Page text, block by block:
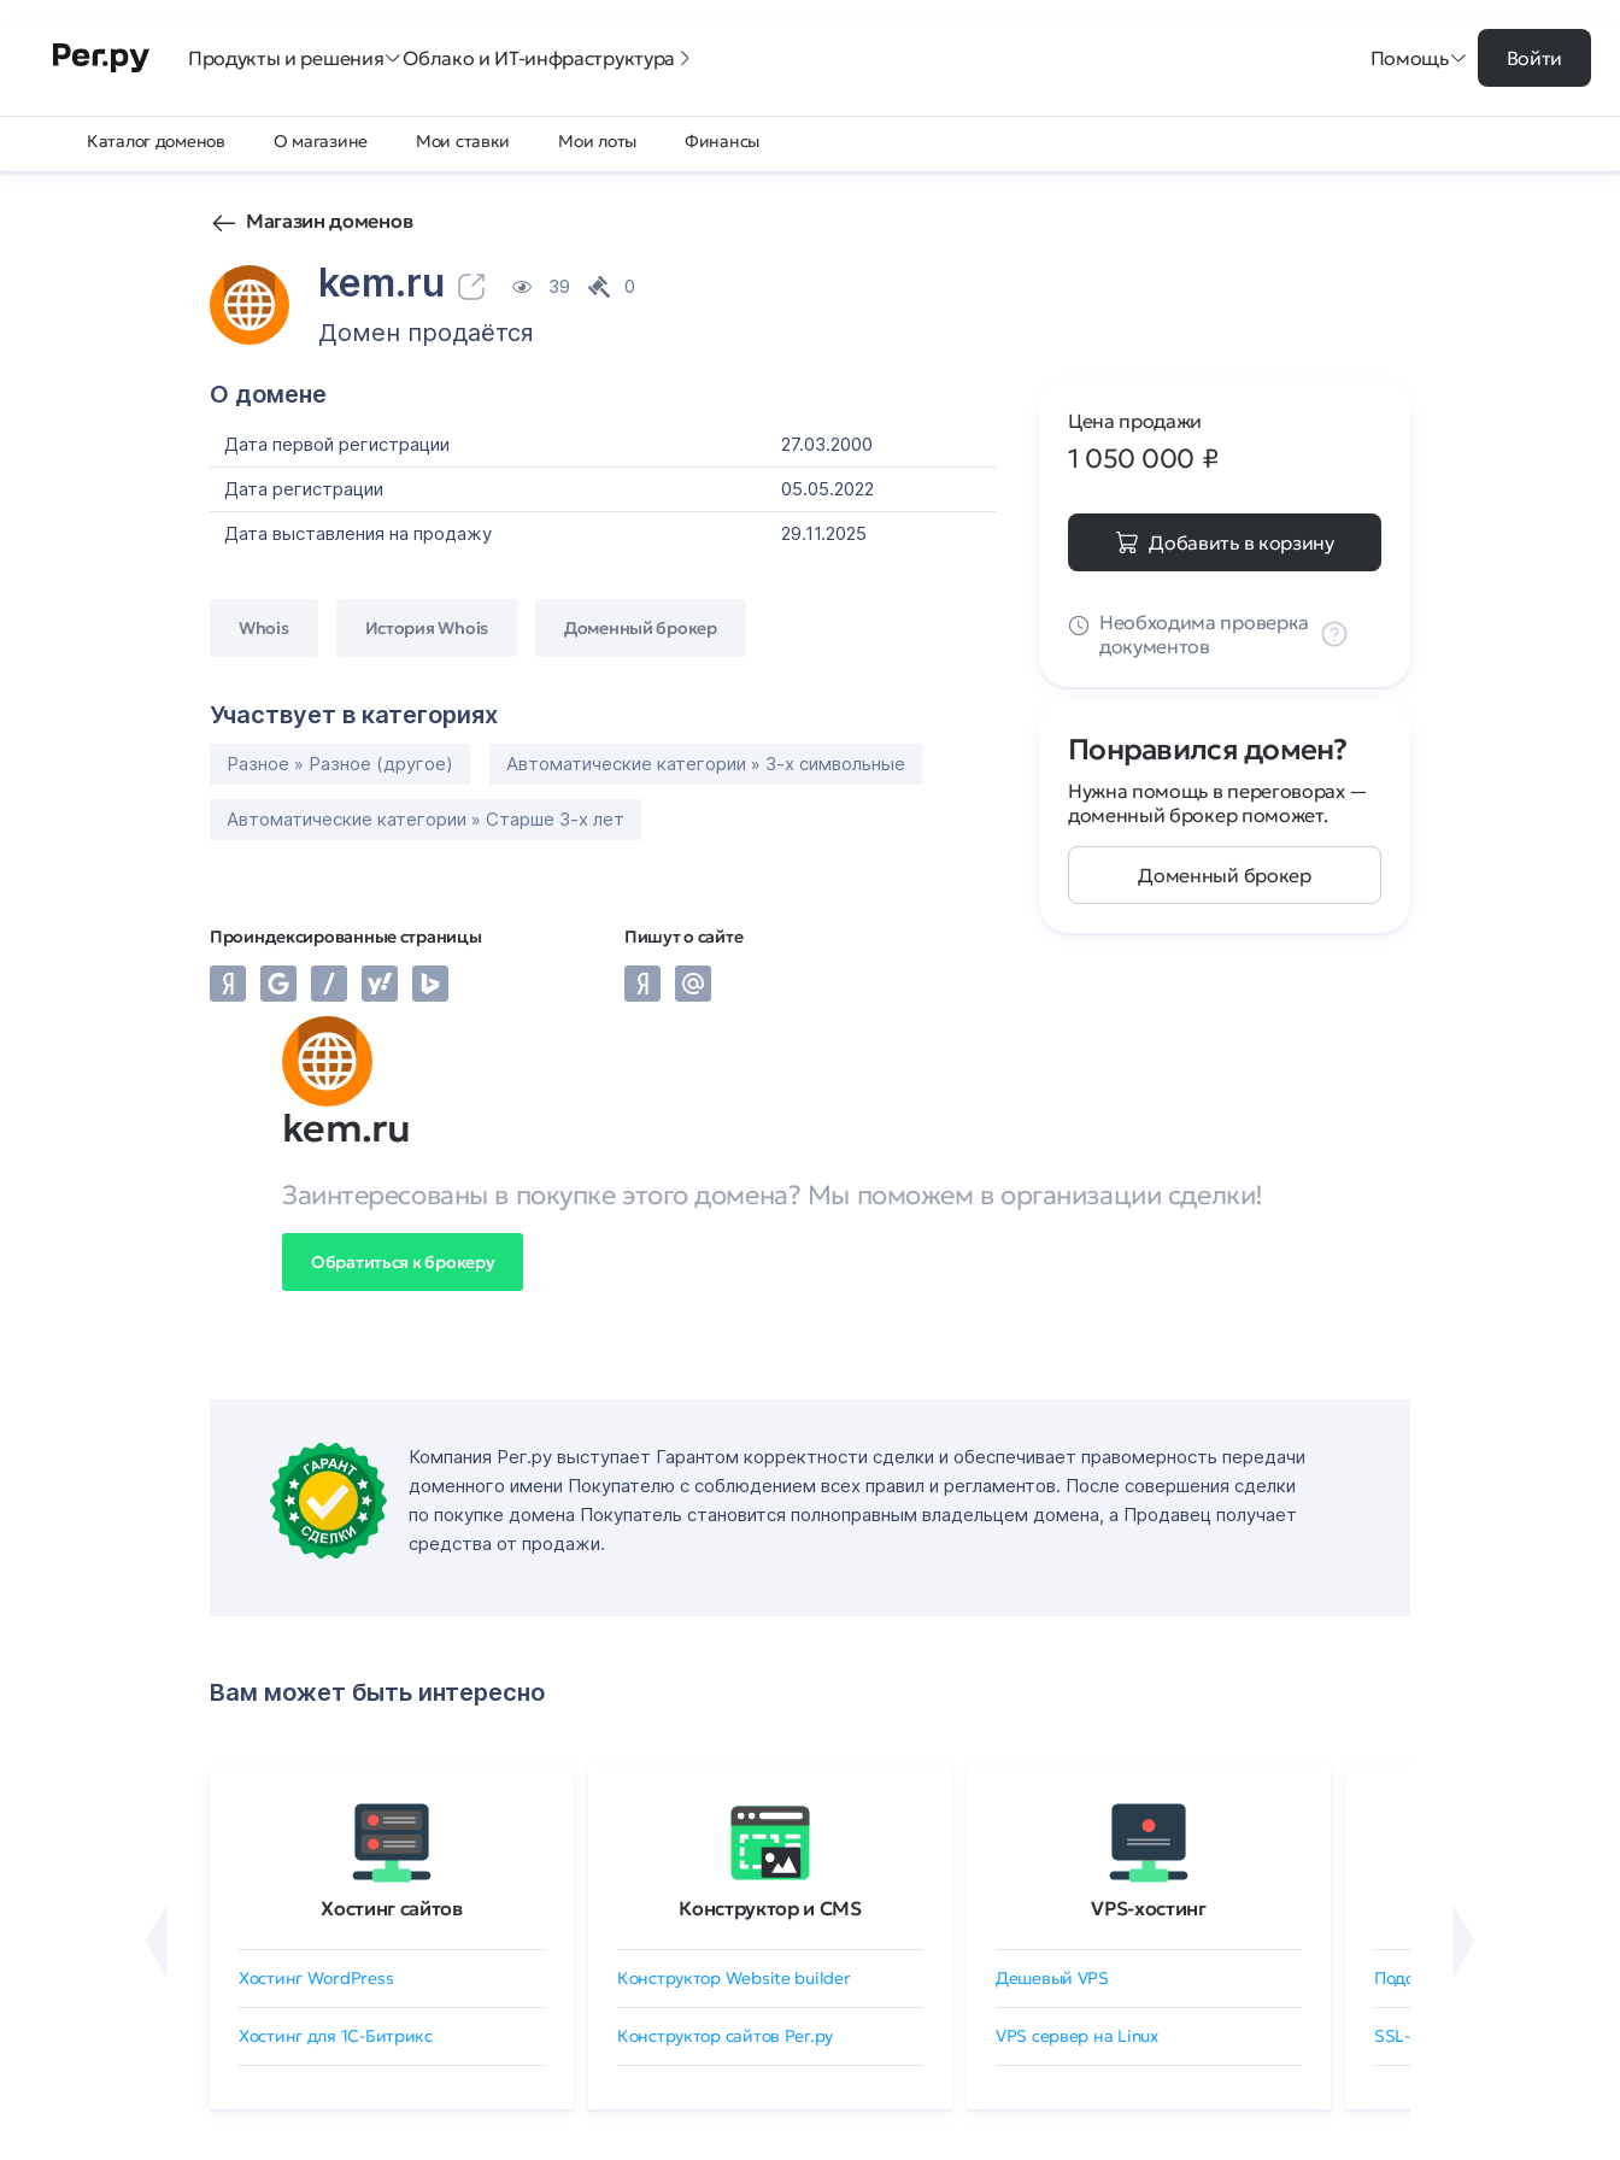
Продукты и решения Облако и ИТ-инфраструктура Помощь Войти
Каталог доменов О магазине Мои ставки Мои лоты Финансы
Магазин доменов
kem.ru 39 0
Домен продаётся
О домене
Дата первой регистрации
27.03.2000
Дата регистрации
05.05.2022
Дата выставления на продажу
29.11.2025
Whois История Whois Доменный брокер
Участвует в категориях
Разное » Разное (другое) Автоматические категории » 3-х символьные
Автоматические категории » Старше 3-х лет
Проиндексированные страницы Пишут о сайте
Цена продажи
1 050 000 ₽
Добавить в корзину
Необходима проверка
документов
Понравился домен?
Нужна помощь в переговорах —
доменный брокер поможет.
Доменный брокер
kem.ru
Заинтересованы в покупке этого домена? Мы поможем в организации сделки!
Обратиться к брокеру
Компания Рег.ру выступает Гарантом корректности сделки и обеспечивает правомерность передачи
доменного имени Покупателю с соблюдением всех правил и регламентов. После совершения сделки
по покупке домена Покупатель становится полноправным владельцем домена, а Продавец получает
средства от продажи.
Вам может быть интересно
Хостинг сайтов
Хостинг WordPress
Хостинг для 1C-Битрикс
Конструктор и CMS
Конструктор Website builder
Конструктор сайтов Рег.ру
VPS-хостинг
Дешевый VPS
VPS сервер на Linux
Подобрать SSL-сертификат
SSL-сертификаты GlobalSign